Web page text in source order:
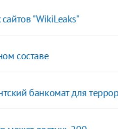
"WikiLeaks"
составе
банкомат для